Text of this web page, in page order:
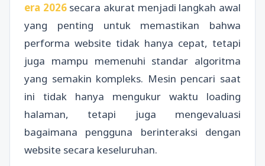
era 2026 secara akurat menjadi langkah awal
yang penting untuk memastikan bahwa
performa website tidak hanya cepat, tetapi
juga mampu memenuhi standar algoritma
yang semakin kompleks. Mesin pencari saat
ini tidak hanya mengukur waktu loading
halaman, tetapi juga mengevaluasi
bagaimana pengguna berinteraksi dengan
website secara keseluruhan.